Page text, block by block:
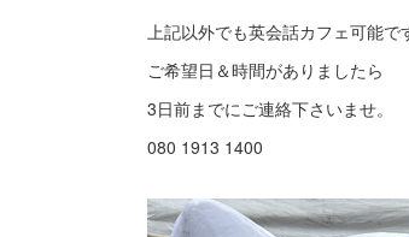
上記以外でも英会話カフェ可能で
ご希望日＆時間がありましたら
3日前までにご連絡下さいませ。
080 1913 1400